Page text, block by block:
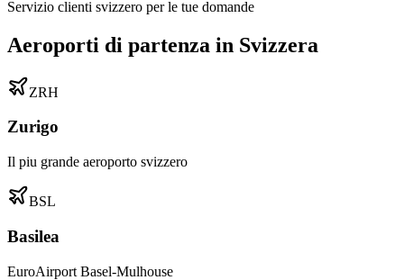
Servizio clienti svizzero per le tue domande
Aeroporti di partenza in Svizzera
ZRH
Zurigo
Il piu grande aeroporto svizzero
BSL
Basilea
EuroAirport Basel-Mulhouse